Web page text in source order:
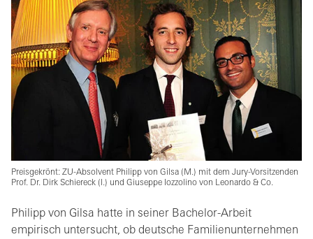
Preisgekrönt: ZU-Absolvent Philipp von Gilsa (M.) mit dem Jury-Vorsitzenden
Prof. Dr. Dirk Schiereck (l.) und Giuseppe Iozzolino von Leonardo & Co.
Philipp von Gilsa hatte in seiner Bachelor-Arbeit
empirisch untersucht, ob deutsche Familienunternehmen